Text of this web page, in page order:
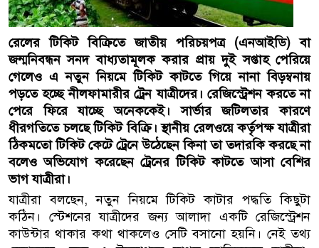
রেলের টিকিট বিক্রিতে জাতীয় পরিচয়পত্র (এনআইডি) বা
জন্মনিবন্ধন সনদ বাধ্যতামূলক করার প্রায় দুই সপ্তাহ পেরিয়ে
গেলেও এ নতুন নিয়মে টিকিট কাটতে গিয়ে নানা বিড়ম্বনায়
পড়তে হচ্ছে নীলফামারীর ট্রেন যাত্রীদের। রেজিস্ট্রেশন করতে না
পেরে ফিরে যাচ্ছে অনেককেই। সার্ভার জটিলতার কারণে
ধীরগতিতে চলছে টিকিট বিক্রি। স্থানীয় রেলওয়ে কর্তৃপক্ষ যাত্রীরা
ঠিকমতো টিকিট কেটে ট্রেনে উঠেছেন কিনা তা তদারকি করছে না
বলেও অভিযোগ করেছেন ট্রেনের টিকিট কাটতে আসা বেশির
ভাগ যাত্রীরা।
যাত্রীরা বলছেন, নতুন নিয়মে টিকিট কাটার পদ্ধতি কিছুটা
কঠিন। স্টেশনের যাত্রীদের জন্য আলাদা একটি রেজিস্ট্রেশন
কাউন্টার থাকার কথা থাকলেও সেটি বসানো হয়নি। নেই তথ্য